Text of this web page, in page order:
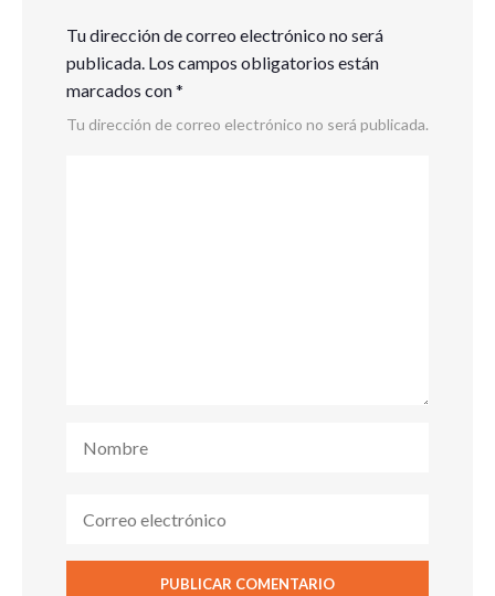
Tu dirección de correo electrónico no será
publicada. Los campos obligatorios están
marcados con*
Tu dirección de correo electrónico no será publicada.